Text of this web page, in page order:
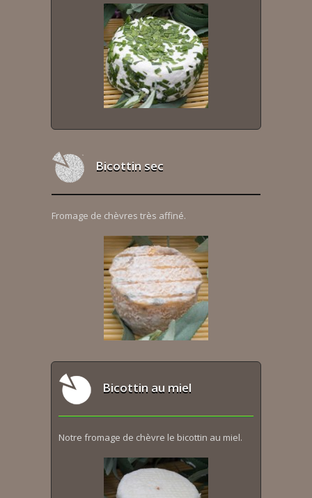
Bicottin sec
Fromage de chèvres très affiné.
Bicottin au miel
Notre fromage de chèvre le bicottin au miel.